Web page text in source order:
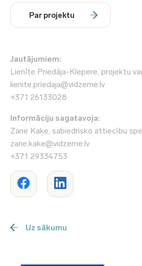
Par projektu
Jautājumiem:
Lienīte Priedāja-Klepere, projektu
lienite.priedaja@vidzeme.lv
+371 26133028
Informāciju sagatavoja:
Zane Kaķe, sabiedrisko attiecību
zane.kake@vidzeme.lv
+371 29334753
Uz sākumu